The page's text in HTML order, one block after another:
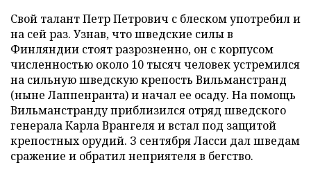
Свой талант Петр Петрович с блеском употребил и
на сей раз. Узнав, что шведские силы в
Финляндии стоят разрозненно, он с корпусом
численностью около 10 тысяч человек устремился
на сильную шведскую крепость Вильманстранд
(ныне Лаппенранта) и начал ее осаду. На помощь
Вильманстранду приблизился отряд шведского
генерала Карла Врангеля и встал под защитой
крепостных орудий. З сентября Ласси дал шведам
сражение и обратил неприятеля в бегство.